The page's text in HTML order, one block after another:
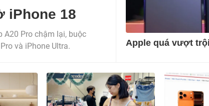
iPhone 18
A20 Pro chậm lại, buộc
và iPhone Ultra.
Apple quá vượt trội